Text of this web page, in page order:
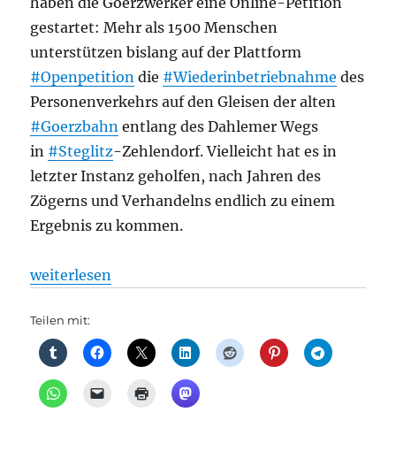
gestartet: Mehr als 1500 Menschen
unterstützen bislang auf der Plattform
#Openpetition die #Wiederinbetriebnahme des
Personenverkehrs auf den Gleisen der alten
#Goerzbahn entlang des Dahlemer Wegs
in #Steglitz-Zehlendorf. Vielleicht hat es in
letzter Instanz geholfen, nach Jahren des
Zögerns und Verhandelns endlich zu einem
Ergebnis zu kommen.
„Bahnverkehr: 19 Millionen Euro für Testbetrieb
weiterlesen
Teilen mit: